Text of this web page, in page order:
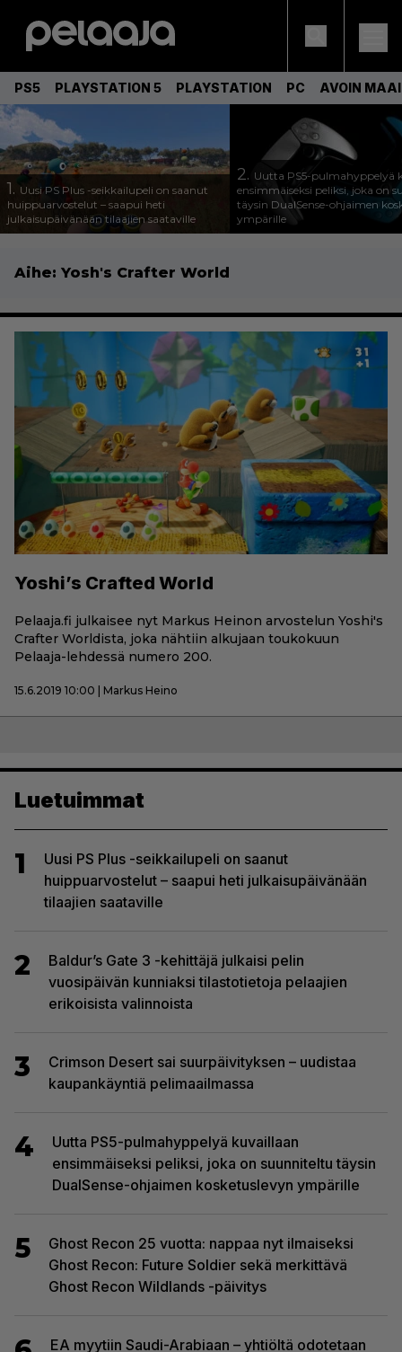
PS5 PLAYSTATION 5 PLAYSTATION PC AVOIN
1. Uusi PS Plus -seikkailupeli on saanut
huippuarvostelut – saapui heti
julkaisupäivänään tilaajien saataville
2. Uutta PS5-pulmahyppelyä
ensimmäiseksi peliksi, joka on
täysin DualSense-ohjaimen
ympärille
Aihe: Yosh's Crafter World
Yoshi’s Crafted World
Pelaaja.fi julkaisee nyt Markus Heinon arvostelun Yoshi's
Crafter Worldista, joka nähtiin alkujaan toukokuun
Pelaaja-lehdessä numero 200.
15.6.2019 10:00 | Markus Heino
Luetuimmat
1
Uusi PS Plus -seikkailupeli on saanut
huippuarvostelut – saapui heti julkaisupäivänään
tilaajien saataville
2
Baldur’s Gate 3 -kehittäjä julkaisi pelin
vuosipäivän kunniaksi tilastotietoja pelaajien
erikoisista valinnoista
3
Crimson Desert sai suurpäivityksen – uudistaa
kaupankäyntiä pelimaailmassa
4
Uutta PS5-pulmahyppelyä kuvaillaan
ensimmäiseksi peliksi, joka on suunniteltu täysin
DualSense-ohjaimen kosketuslevyn ympärille
5
Ghost Recon 25 vuotta: nappaa nyt ilmaiseksi
Ghost Recon: Future Soldier sekä merkittävä
Ghost Recon Wildlands -päivitys
EA myytiin Saudi-Arabiaan – yhtiöltä odotetaan